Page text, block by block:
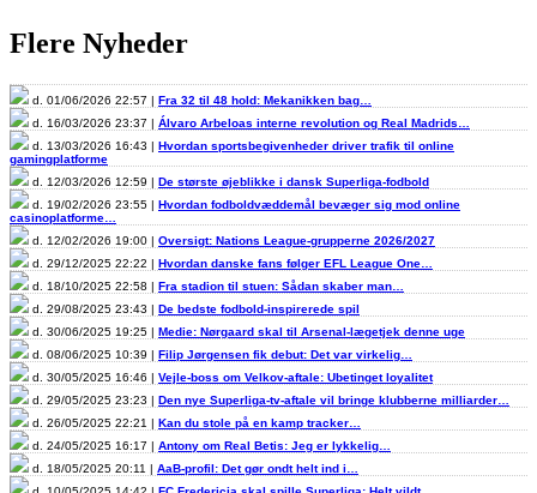
Flere Nyheder
d. 01/06/2026 22:57 | Fra 32 til 48 hold: Mekanikken bag…
d. 16/03/2026 23:37 | Álvaro Arbeloas interne revolution og Real Madrids…
d. 13/03/2026 16:43 | Hvordan sportsbegivenheder driver trafik til online
gamingplatforme
d. 12/03/2026 12:59 | De største øjeblikke i dansk Superliga-fodbold
d. 19/02/2026 23:55 | Hvordan fodboldvæddemål bevæger sig mod online
casinoplatforme…
d. 12/02/2026 19:00 | Oversigt: Nations League-grupperne 2026/2027
d. 29/12/2025 22:22 | Hvordan danske fans følger EFL League One…
d. 18/10/2025 22:58 | Fra stadion til stuen: Sådan skaber man…
d. 29/08/2025 23:43 | De bedste fodbold-inspirerede spil
d. 30/06/2025 19:25 | Medie: Nørgaard skal til Arsenal-lægetjek denne uge
d. 08/06/2025 10:39 | Filip Jørgensen fik debut: Det var virkelig…
d. 30/05/2025 16:46 | Vejle-boss om Velkov-aftale: Ubetinget loyalitet
d. 29/05/2025 23:23 | Den nye Superliga-tv-aftale vil bringe klubberne milliarder…
d. 26/05/2025 22:21 | Kan du stole på en kamp tracker…
d. 24/05/2025 16:17 | Antony om Real Betis: Jeg er lykkelig…
d. 18/05/2025 20:11 | AaB-profil: Det gør ondt helt ind i…